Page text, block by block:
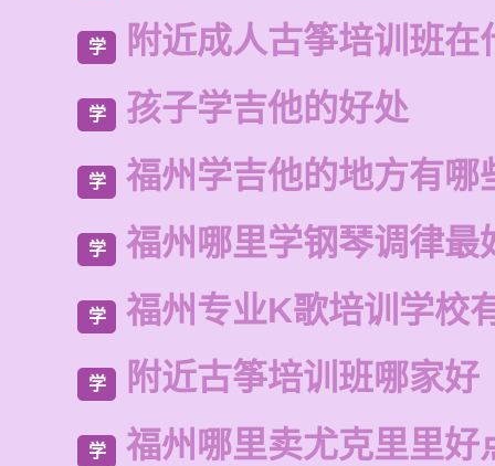
学 附近成人古筝培训班在
学 孩子学吉他的好处
学 福州学吉他的地方有哪
学 福州哪里学钢琴调律最
学 福州专业K歌培训学校
学 附近古筝培训班哪家好
学 福州哪里卖尤克里里好